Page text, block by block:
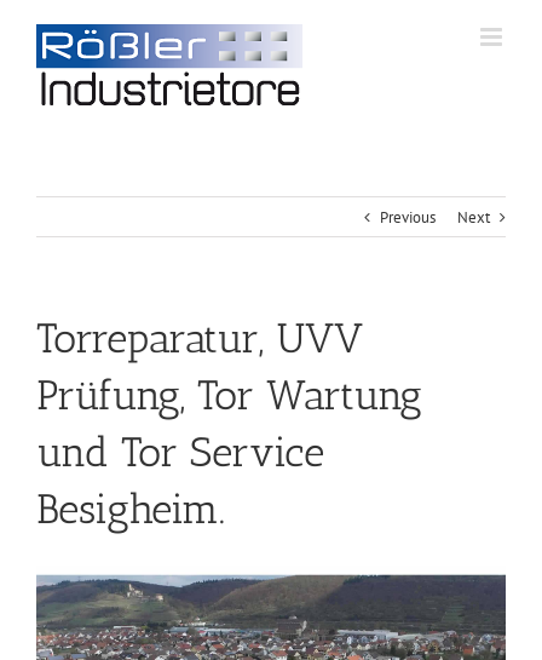
Previous Next
Torreparatur, UVV
Prüfung, Tor Wartung
und Tor Service
Besigheim.